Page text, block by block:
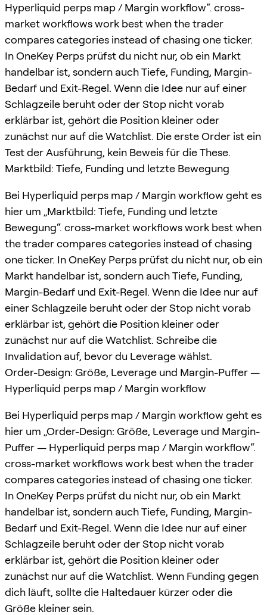
Hyperliquid perps map / Margin workflow“. cross-
market workflows work best when the trader
compares categories instead of chasing one ticker.
In OneKey Perps prüfst du nicht nur, ob ein Markt
handelbar ist, sondern auch Tiefe, Funding, Margin-
Bedarf und Exit-Regel. Wenn die Idee nur auf einer
Schlagzeile beruht oder der Stop nicht vorab
erklärbar ist, gehört die Position kleiner oder
zunächst nur auf die Watchlist. Die erste Order ist ein
Test der Ausführung, kein Beweis für die These.
Marktbild: Tiefe, Funding und letzte Bewegung
Bei Hyperliquid perps map / Margin workflow geht es
hier um „Marktbild: Tiefe, Funding und letzte
Bewegung“. cross-market workflows work best when
the trader compares categories instead of chasing
one ticker. In OneKey Perps prüfst du nicht nur, ob ein
Markt handelbar ist, sondern auch Tiefe, Funding,
Margin-Bedarf und Exit-Regel. Wenn die Idee nur auf
einer Schlagzeile beruht oder der Stop nicht vorab
erklärbar ist, gehört die Position kleiner oder
zunächst nur auf die Watchlist. Schreibe die
Invalidation auf, bevor du Leverage wählst.
Order-Design: Größe, Leverage und Margin-Puffer —
Hyperliquid perps map / Margin workflow
Bei Hyperliquid perps map / Margin workflow geht es
hier um „Order-Design: Größe, Leverage und Margin-
Puffer — Hyperliquid perps map / Margin workflow“.
cross-market workflows work best when the trader
compares categories instead of chasing one ticker.
In OneKey Perps prüfst du nicht nur, ob ein Markt
handelbar ist, sondern auch Tiefe, Funding, Margin-
Bedarf und Exit-Regel. Wenn die Idee nur auf einer
Schlagzeile beruht oder der Stop nicht vorab
erklärbar ist, gehört die Position kleiner oder
zunächst nur auf die Watchlist. Wenn Funding gegen
dich läuft, sollte die Haltedauer kürzer oder die
Größe kleiner sein.